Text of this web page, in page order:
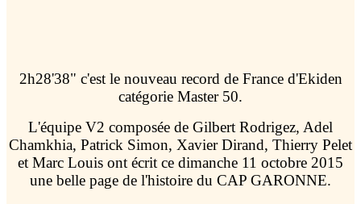
2h28'38" c'est le nouveau record de France d'Ekiden
catégorie Master 50.
L'équipe V2 composée de Gilbert Rodrigez, Adel
Chamkhia, Patrick Simon, Xavier Dirand, Thierry Pelet
et Marc Louis ont écrit ce dimanche 11 octobre 2015
une belle page de l'histoire du CAP GARONNE.